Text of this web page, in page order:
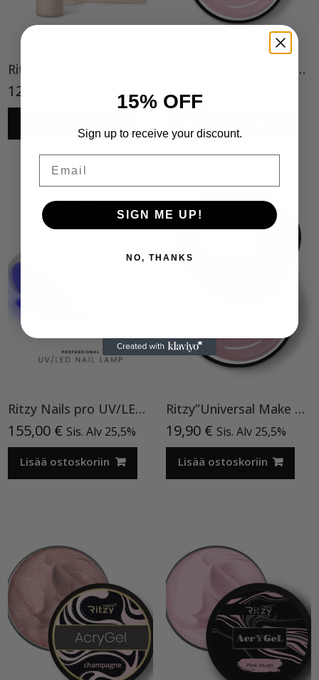
12,90 Sis. Alv 25,5%
Ritzy Easy Shape ” Milky pink”15 ml TPO vapaa
19,90
Ritzy Nails pro UV/LED, Specter 365-410
155,00 € Sis. Alv 25,5%
Lisää ostoskoriin
Ritzy”Universal Make Up”15ml, rakennegeeli TPO vapaa
19,90 € Sis. Alv 25,5%
Lisää ostoskoriin
15% OFF
Sign up to receive your discount.
SIGN ME UP!
NO, THANKS